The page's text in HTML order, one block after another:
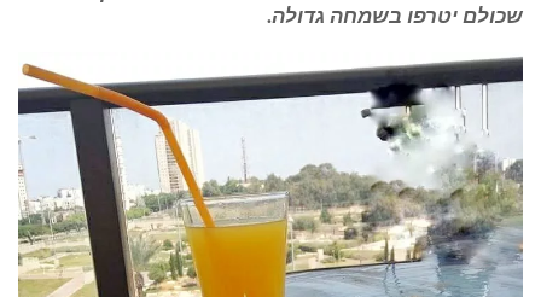
שכולם יטרפו בשמחה גדולה.